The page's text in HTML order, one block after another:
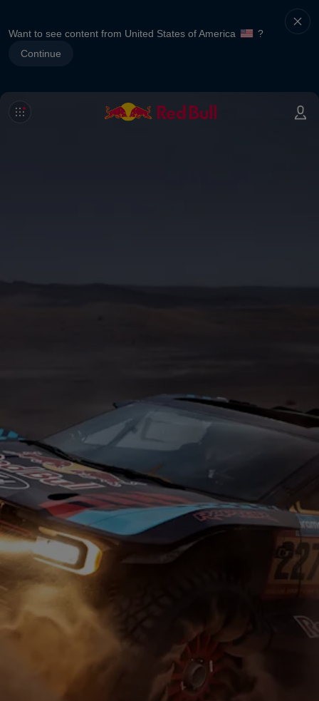
Want to see content from United States of America
?
Continue